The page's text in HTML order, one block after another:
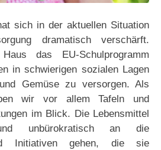
sich in der aktuellen Situation
dramatisch verschärft.
das EU-Schulprogramm
in schwierigen sozialen Lagen
Gemüse zu versorgen. Als
wir vor allem Tafeln und
im Blick. Die Lebensmittel
unbürokratisch an die
Initiativen gehen, die sie